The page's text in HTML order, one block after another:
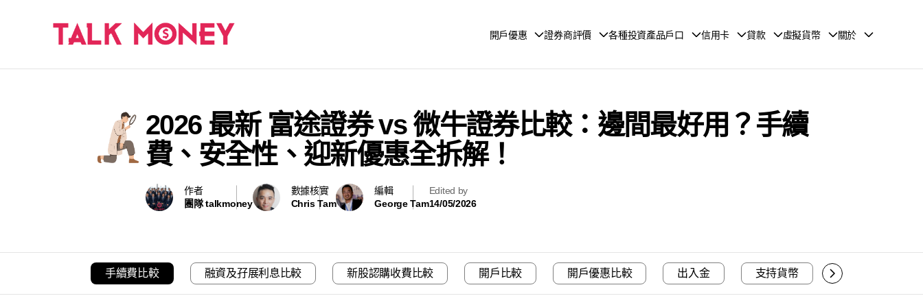
開戶優惠 證券商評價 各種投資產品戶口 信用卡 貸款 虛擬貨幣 關於
2026 最新 富途證券 vs 微牛證券比較：邊間最好用？手續
費、安全性、迎新優惠全拆解！
作者
團隊 talkmoney
數據核實
Chris Tam
編輯
George Tam
Edited by
14/05/2026
手續費比較 融資及孖展利息比較 新股認購收費比較 開戶比較 開戶優惠比較 出入金 支持貨幣